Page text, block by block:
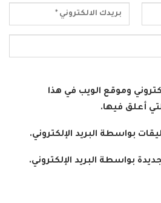
وموقع الويب في هذا
أعلق فيها.
بواسطة البريد الإلكتروني.
بواسطة البريد الإلكتروني.